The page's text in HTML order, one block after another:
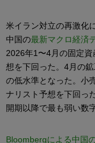
米イラン対立の再激化
中国の最新マクロ経済
2026年1〜4月の固定
想を下回った。4月の
の低水準となった。小
ナリスト予想を下回っ
開期以降で最も弱い数
Bloombergによる中国